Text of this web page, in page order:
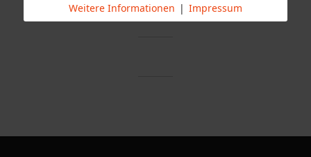
Weitere Informationen | Impressum